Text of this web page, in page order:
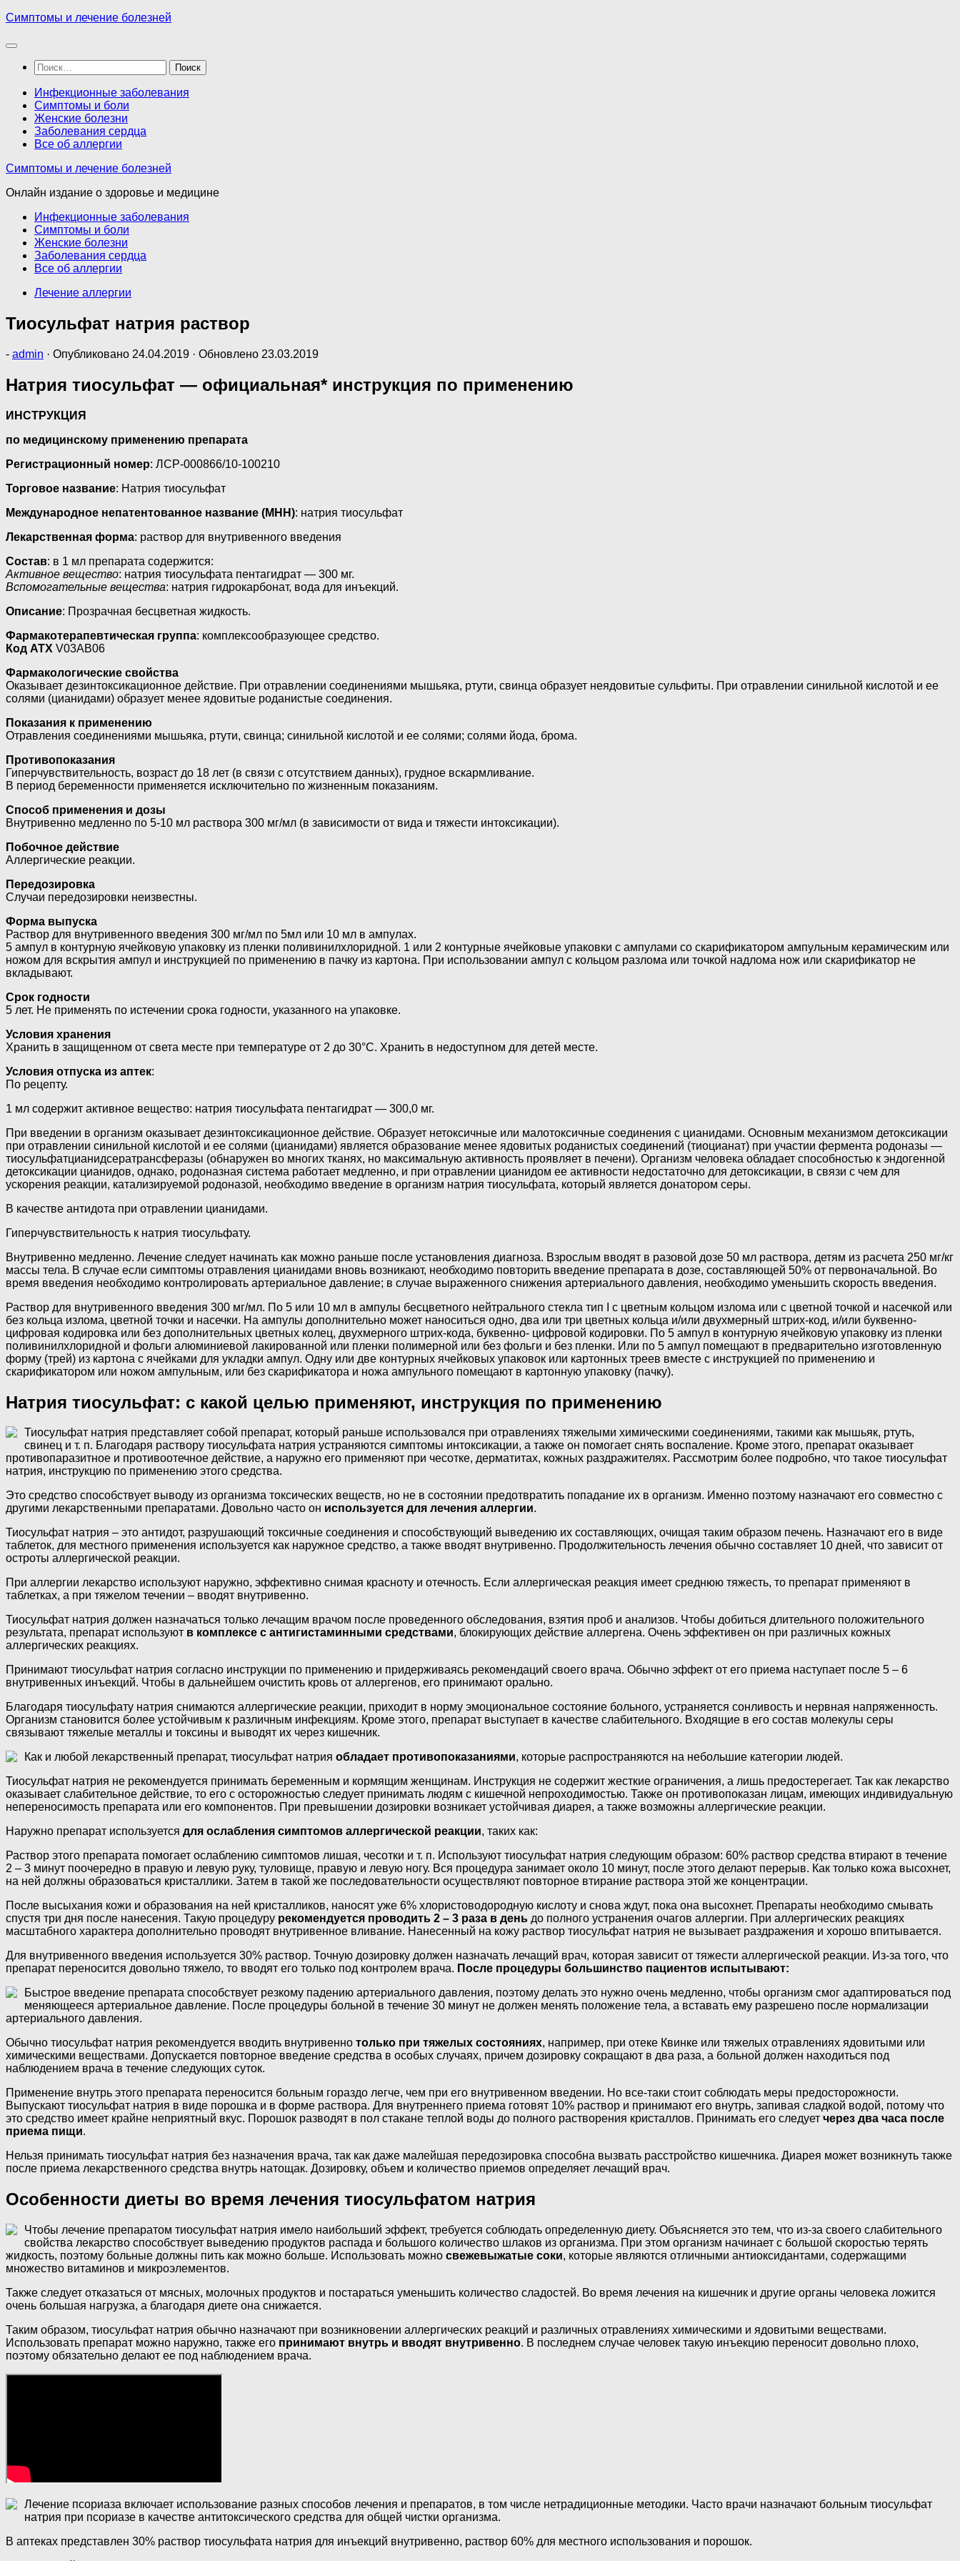
Перейти
содержимому
Симптомы и лечение болезней
Найти:
Инфекционные заболевания
Симптомы и боли
Женские болезни
Заболевания сердца
Все об аллергии
Симптомы и лечение болезней
Онлайн издание о здоровье и медицине
Инфекционные заболевания
Симптомы и боли
Женские болезни
Заболевания сердца
Все об аллергии
Лечение аллергии
Тиосульфат натрия раствор
- admin · Опубликовано 24.04.2019 · Обновлено 23.03.2019
Натрия тиосульфат — официальная* инструкция по применению
ИНСТРУКЦИЯ
по медицинскому применению препарата
Регистрационный номер: ЛСР-000866/10-100210
Торговое название: Натрия тиосульфат
Международное непатентованное название (МНН): натрия тиосульфат
Лекарственная форма: раствор для внутривенного введения
Состав: в 1 мл препарата содержится:
Активное вещество: натрия тиосульфата пентагидрат — 300 мг.
Вспомогательные вещества: натрия гидрокарбонат, вода для инъекций.
Описание: Прозрачная бесцветная жидкость.
Фармакотерапевтическая группа: комплексообразующее средство.
Код ATX V03AB06
Фармакологические свойства
Оказывает дезинтоксикационное действие. При отравлении соединениями мышьяка, ртути, свинца образует неядовитые сульфиты. При отравлении синильной кислотой и ее
солями (цианидами) образует менее ядовитые роданистые соединения.
Показания к применению
Отравления соединениями мышьяка, ртути, свинца; синильной кислотой и ее солями; солями йода, брома.
Противопоказания
Гиперчувствительность, возраст до 18 лет (в связи с отсутствием данных), грудное вскармливание.
В период беременности применяется исключительно по жизненным показаниям.
Способ применения и дозы
Внутривенно медленно по 5-10 мл раствора 300 мг/мл (в зависимости от вида и тяжести интоксикации).
Побочное действие
Аллергические реакции.
Передозировка
Случаи передозировки неизвестны.
Форма выпуска
Раствор для внутривенного введения 300 мг/мл по 5мл или 10 мл в ампулах.
5 ампул в контурную ячейковую упаковку из пленки поливинилхлоридной. 1 или 2 контурные ячейковые упаковки с ампулами со скарификатором ампульным керамическим или
ножом для вскрытия ампул и инструкцией по применению в пачку из картона. При использовании ампул с кольцом разлома или точкой надлома нож или скарификатор не
вкладывают.
Срок годности
5 лет. Не применять по истечении срока годности, указанного на упаковке.
Условия хранения
Хранить в защищенном от света месте при температуре от 2 до 30°С. Хранить в недоступном для детей месте.
Условия отпуска из аптек:
По рецепту.
1 мл содержит активное вещество: натрия тиосульфата пентагидрат — 300,0 мг.
При введении в организм оказывает дезинтоксикационное действие. Образует нетоксичные или малотоксичные соединения с цианидами. Основным механизмом детоксикации
при отравлении синильной кислотой и ее солями (цианидами) является образование менее ядовитых роданистых соединений (тиоцианат) при участии фермента родоназы —
тиосульфатцианидсератрансферазы (обнаружен во многих тканях, но максимальную активность проявляет в печени). Организм человека обладает способностью к эндогенной
детоксикации цианидов, однако, родоназная система работает медленно, и при отравлении цианидом ее активности недостаточно для детоксикации, в связи с чем для
ускорения реакции, катализируемой родоназой, необходимо введение в организм натрия тиосульфата, который является донатором серы.
В качестве антидота при отравлении цианидами.
Гиперчувствительность к натрия тиосульфату.
Внутривенно медленно. Лечение следует начинать как можно раньше после установления диагноза. Взрослым вводят в разовой дозе 50 мл раствора, детям из расчета 250 мг/кг
массы тела. В случае если симптомы отравления цианидами вновь возникают, необходимо повторить введение препарата в дозе, составляющей 50% от первоначальной. Во
время введения необходимо контролировать артериальное давление; в случае выраженного снижения артериального давления, необходимо уменьшить скорость введения.
Раствор для внутривенного введения 300 мг/мл. По 5 или 10 мл в ампулы бесцветного нейтрального стекла тип I с цветным кольцом излома или с цветной точкой и насечкой или
без кольца излома, цветной точки и насечки. На ампулы дополнительно может наноситься одно, два или три цветных кольца и/или двухмерный штрих-код, и/или буквенно-
цифровая кодировка или без дополнительных цветных колец, двухмерного штрих-кода, буквенно- цифровой кодировки. По 5 ампул в контурную ячейковую упаковку из пленки
поливинилхлоридной и фольги алюминиевой лакированной или пленки полимерной или без фольги и без пленки. Или по 5 ампул помещают в предварительно изготовленную
форму (трей) из картона с ячейками для укладки ампул. Одну или две контурных ячейковых упаковок или картонных треев вместе с инструкцией по применению и
скарификатором или ножом ампульным, или без скарификатора и ножа ампульного помещают в картонную упаковку (пачку).
Натрия тиосульфат: с какой целью применяют, инструкция по применению
Тиосульфат натрия представляет собой препарат, который раньше использовался при отравлениях тяжелыми химическими соединениями, такими как мышьяк, ртуть,
свинец и т. п. Благодаря раствору тиосульфата натрия устраняются симптомы интоксикации, а также он помогает снять воспаление. Кроме этого, препарат оказывает
противопаразитное и противоотечное действие, а наружно его применяют при чесотке, дерматитах, кожных раздражителях. Рассмотрим более подробно, что такое тиосульфат
натрия, инструкцию по применению этого средства.
Это средство способствует выводу из организма токсических веществ, но не в состоянии предотвратить попадание их в организм. Именно поэтому назначают его совместно с
другими лекарственными препаратами. Довольно часто он используется для лечения аллергии.
Тиосульфат натрия – это антидот, разрушающий токсичные соединения и способствующий выведению их составляющих, очищая таким образом печень. Назначают его в виде
таблеток, для местного применения используется как наружное средство, а также вводят внутривенно. Продолжительность лечения обычно составляет 10 дней, что зависит от
остроты аллергической реакции.
При аллергии лекарство используют наружно, эффективно снимая красноту и отечность. Если аллергическая реакция имеет среднюю тяжесть, то препарат применяют в
таблетках, а при тяжелом течении – вводят внутривенно.
Тиосульфат натрия должен назначаться только лечащим врачом после проведенного обследования, взятия проб и анализов. Чтобы добиться длительного положительного
результата, препарат используют в комплексе с антигистаминными средствами, блокирующих действие аллергена. Очень эффективен он при различных кожных
аллергических реакциях.
Принимают тиосульфат натрия согласно инструкции по применению и придерживаясь рекомендаций своего врача. Обычно эффект от его приема наступает после 5 – 6
внутривенных инъекций. Чтобы в дальнейшем очистить кровь от аллергенов, его принимают орально.
Благодаря тиосульфату натрия снимаются аллергические реакции, приходит в норму эмоциональное состояние больного, устраняется сонливость и нервная напряженность.
Организм становится более устойчивым к различным инфекциям. Кроме этого, препарат выступает в качестве слабительного. Входящие в его состав молекулы серы
связывают тяжелые металлы и токсины и выводят их через кишечник.
Как и любой лекарственный препарат, тиосульфат натрия обладает противопоказаниями, которые распространяются на небольшие категории людей.
Тиосульфат натрия не рекомендуется принимать беременным и кормящим женщинам. Инструкция не содержит жесткие ограничения, а лишь предостерегает. Так как лекарство
оказывает слабительное действие, то его с осторожностью следует принимать людям с кишечной непроходимостью. Также он противопоказан лицам, имеющих индивидуальную
непереносимость препарата или его компонентов. При превышении дозировки возникает устойчивая диарея, а также возможны аллергические реакции.
Наружно препарат используется для ослабления симптомов аллергической реакции, таких как:
Раствор этого препарата помогает ослаблению симптомов лишая, чесотки и т. п. Используют тиосульфат натрия следующим образом: 60% раствор средства втирают в течение
2 – 3 минут поочередно в правую и левую руку, туловище, правую и левую ногу. Вся процедура занимает около 10 минут, после этого делают перерыв. Как только кожа высохнет,
на ней должны образоваться кристаллики. Затем в такой же последовательности осуществляют повторное втирание раствора этой же концентрации.
После высыхания кожи и образования на ней кристалликов, наносят уже 6% хлористоводородную кислоту и снова ждут, пока она высохнет. Препараты необходимо смывать
спустя три дня после нанесения. Такую процедуру рекомендуется проводить 2 – 3 раза в день до полного устранения очагов аллергии. При аллергических реакциях
масштабного характера дополнительно проводят внутривенное вливание. Нанесенный на кожу раствор тиосульфат натрия не вызывает раздражения и хорошо впитывается.
Для внутривенного введения используется 30% раствор. Точную дозировку должен назначать лечащий врач, которая зависит от тяжести аллергической реакции. Из-за того, что
препарат переносится довольно тяжело, то вводят его только под контролем врача. После процедуры большинство пациентов испытывают:
Быстрое введение препарата способствует резкому падению артериального давления, поэтому делать это нужно очень медленно, чтобы организм смог адаптироваться под
меняющееся артериальное давление. После процедуры больной в течение 30 минут не должен менять положение тела, а вставать ему разрешено после нормализации
артериального давления.
Обычно тиосульфат натрия рекомендуется вводить внутривенно только при тяжелых состояниях, например, при отеке Квинке или тяжелых отравлениях ядовитыми или
химическими веществами. Допускается повторное введение средства в особых случаях, причем дозировку сокращают в два раза, а больной должен находиться под
наблюдением врача в течение следующих суток.
Применение внутрь этого препарата переносится больным гораздо легче, чем при его внутривенном введении. Но все-таки стоит соблюдать меры предосторожности.
Выпускают тиосульфат натрия в виде порошка и в форме раствора. Для внутреннего приема готовят 10% раствор и принимают его внутрь, запивая сладкой водой, потому что
это средство имеет крайне неприятный вкус. Порошок разводят в пол стакане теплой воды до полного растворения кристаллов. Принимать его следует через два часа после
приема пищи.
Нельзя принимать тиосульфат натрия без назначения врача, так как даже малейшая передозировка способна вызвать расстройство кишечника. Диарея может возникнуть также
после приема лекарственного средства внутрь натощак. Дозировку, объем и количество приемов определяет лечащий врач.
Особенности диеты во время лечения тиосульфатом натрия
Чтобы лечение препаратом тиосульфат натрия имело наибольший эффект, требуется соблюдать определенную диету. Объясняется это тем, что из-за своего слабительного
свойства лекарство способствует выведению продуктов распада и большого количество шлаков из организма. При этом организм начинает с большой скоростью терять
жидкость, поэтому больные должны пить как можно больше. Использовать можно свежевыжатые соки, которые являются отличными антиоксидантами, содержащими
множество витаминов и микроэлементов.
Также следует отказаться от мясных, молочных продуктов и постараться уменьшить количество сладостей. Во время лечения на кишечник и другие органы человека ложится
очень большая нагрузка, а благодаря диете она снижается.
Таким образом, тиосульфат натрия обычно назначают при возникновении аллергических реакций и различных отравлениях химическими и ядовитыми веществами.
Использовать препарат можно наружно, также его принимают внутрь и вводят внутривенно. В последнем случае человек такую инъекцию переносит довольно плохо,
поэтому обязательно делают ее под наблюдением врача.
Лечение псориаза включает использование разных способов лечения и препаратов, в том числе нетрадиционные методики. Часто врачи назначают больным тиосульфат
натрия при псориазе в качестве антитоксического средства для общей чистки организма.
В аптеках представлен 30% раствор тиосульфата натрия для инъекций внутривенно, раствор 60% для местного использования и порошок.